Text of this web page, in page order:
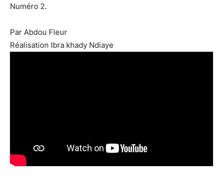
Numéro 2.
Par Abdou Fleur
Réalisation Ibra khady Ndiaye